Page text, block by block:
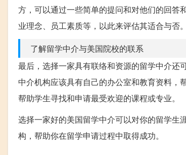
方，可以通过一些简单的提问和对他们的回答
业理念、员工素质等，以此来评估其适合与否。
了解留学中介与美国院校的联系
最后，选择一家具有联络和资源的留学中介还
中介机构应该具有自己的办公室和教育资料
帮助学生寻找和申请最受欢迎的课程或专业。
选择一家好的美国留学中介可以对你的留学生
构，帮助你在留学申请过程中取得成功。